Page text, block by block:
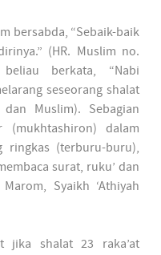
bersabda, “Sebaik-baik
(HR. Muslim no.
berkata, “Nabi
seseorang shalat
Muslim). Sebagian
(mukhtashiron) dalam
ringkas (terburu-buru),
surat, ruku’ dan
Syaikh ‘Athiyah
jika shalat 23 raka’at